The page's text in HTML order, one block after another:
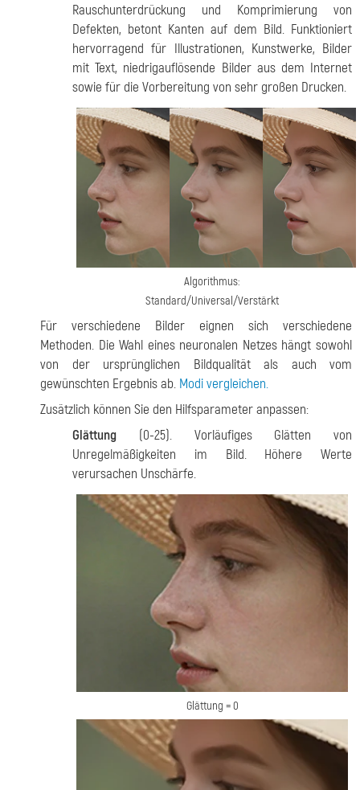
Rauschunterdrückung und Komprimierung von
Defekten, betont Kanten auf dem Bild. Funktioniert
hervorragend für Illustrationen, Kunstwerke, Bilder
mit Text, niedrigauflösende Bilder aus dem Internet
sowie für die Vorbereitung von sehr großen Drucken.
Algorithmus:
Standard/Universal/Verstärkt
Für verschiedene Bilder eignen sich verschiedene
Methoden. Die Wahl eines neuronalen Netzes hängt sowohl
von der ursprünglichen Bildqualität als auch vom
gewünschten Ergebnis ab. Modi vergleichen.
Zusätzlich können Sie den Hilfsparameter anpassen:
Glättung (0-25). Vorläufiges Glätten von
Unregelmäßigkeiten im Bild. Höhere Werte
verursachen Unschärfe.
Glättung = 0